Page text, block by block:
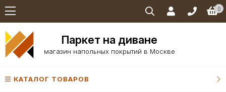
0
Паркет на диване
магазин напольных покрытий в Москве
КАТАЛОГ ТОВАРОВ